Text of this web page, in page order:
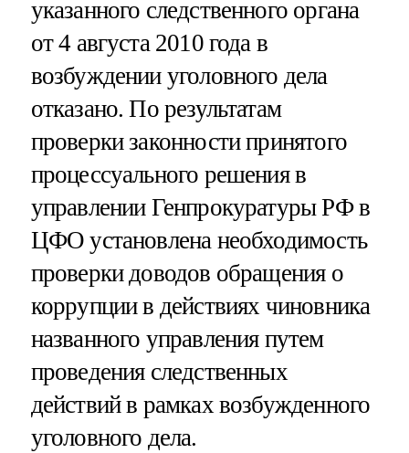
указанного следственного органа
от 4 августа 2010 года в
возбуждении уголовного дела
отказано. По результатам
проверки законности принятого
процессуального решения в
управлении Генпрокуратуры РФ в
ЦФО установлена необходимость
проверки доводов обращения о
коррупции в действиях чиновника
названного управления путем
проведения следственных
действий в рамках возбужденного
уголовного дела.